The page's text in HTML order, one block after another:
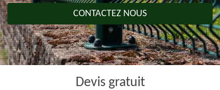
CONTACTEZ NOUS
Devis gratuit